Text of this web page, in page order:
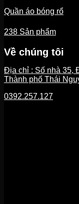
Quần áo bóng rổ
238 Sản phẩm
Về chúng tôi
Địa chỉ : Số nhà 35,
Thành phố Thái
0392.257.127